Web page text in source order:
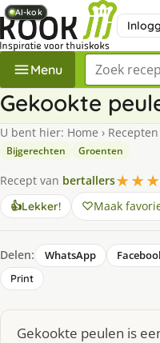
Menu Zoek een
Gekookte
U bent hier: Home › Recepten
Bijgerechten Groenten
Recept van bertallers
👍Lekker! Maak
Delen: WhatsApp
Print
Gekookte peulen is
AI-kok
AI-kok
AI-kok
AI-kok